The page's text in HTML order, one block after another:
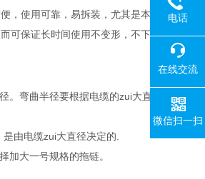
，使用可靠，易拆装，尤其是本
可保证长时间使用不变形，不下
。弯曲半径要根据电缆的zui大直
由电缆zui大直径决定的.
加大一号规格的拖链。
电话
在线交流
微信扫一扫